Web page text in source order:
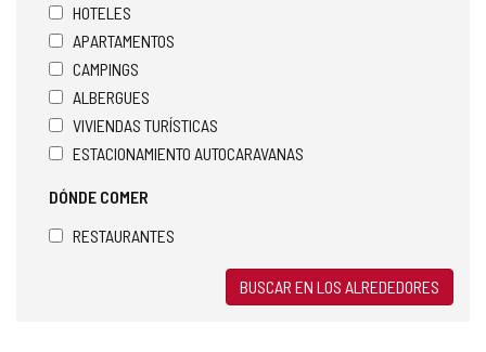
HOTELES
APARTAMENTOS
CAMPINGS
ALBERGUES
VIVIENDAS TURÍSTICAS
ESTACIONAMIENTO AUTOCARAVANAS
DÓNDE COMER
RESTAURANTES
BUSCAR EN LOS ALREDEDORES